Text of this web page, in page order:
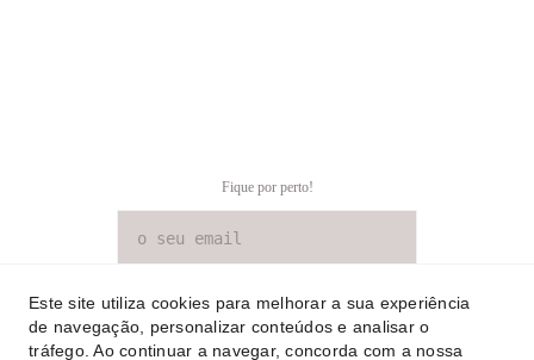
Fique por perto!
Este site utiliza cookies para melhorar a sua experiência
de navegação, personalizar conteúdos e analisar o
tráfego. Ao continuar a navegar, concorda com a nossa